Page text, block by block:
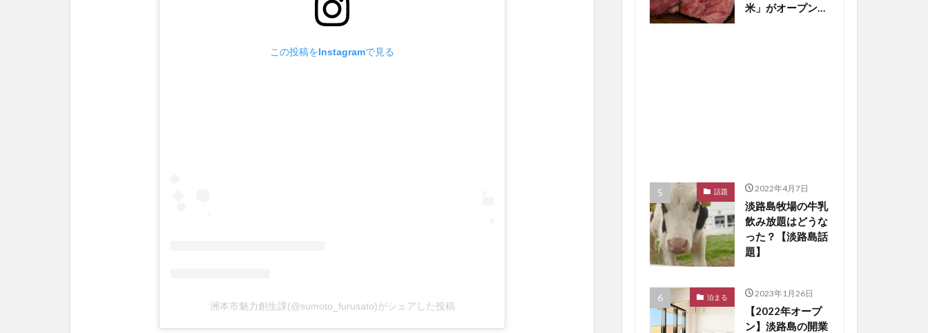
この投稿をInstagramで見る
洲本市魅力創生課(@sumoto_furusato)がシェアした投稿
米」がオープン
話題 2022年4月7日
淡路島牧場の牛乳
飲み放題はどうな
った？【淡路島話
題】
泊まる 2023年1月26日
【2022年オープ
ン】淡路島の開業